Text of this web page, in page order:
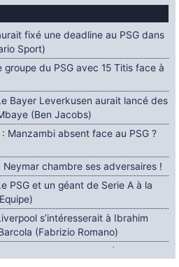
fixé une deadline au PSG dans
Sport)
groupe du PSG avec 15 Titis face à
Bayer Leverkusen aurait lancé des
(Ben Jacobs)
: Manzambi absent face au PSG ?
Neymar chambre ses adversaires !
PSG et un géant de Serie A à la
s’intéresserait à Ibrahim
(Fabrizio Romano)
contractuel trouvé entre le